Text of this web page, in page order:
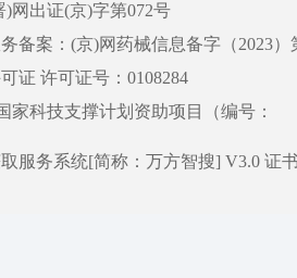
网出证(京)字第072号
备案：(京)网药械信息备字（2023）
证 许可证号：0108284
家科技支撑计划资助项目（编号：
服务系统[简称：万方智搜] V3.0 证